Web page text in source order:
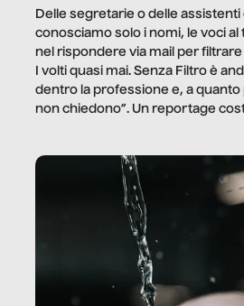
Delle segretarie o delle assistenti
conosciamo solo i nomi, le voci al
nel rispondere via mail per
I volti quasi mai. Senza Filtro è
dentro la professione e, a quanto
non chiedono”. Un reportage